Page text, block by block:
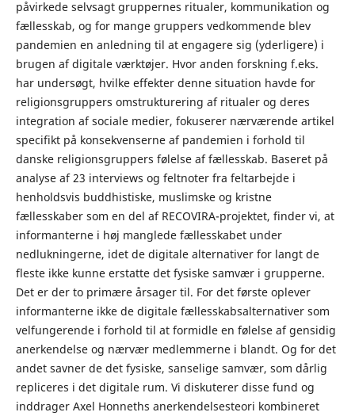
påvirkede selvsagt gruppernes ritualer, kommunikation og
fællesskab, og for mange gruppers vedkommende blev
pandemien en anledning til at engagere sig (yderligere) i
brugen af digitale værktøjer. Hvor anden forskning f.eks.
har undersøgt, hvilke effekter denne situation havde for
religionsgruppers omstrukturering af ritualer og deres
integration af sociale medier, fokuserer nærværende artikel
specifikt på konsekvenserne af pandemien i forhold til
danske religionsgruppers følelse af fællesskab. Baseret på
analyse af 23 interviews og feltnoter fra feltarbejde i
henholdsvis buddhistiske, muslimske og kristne
fællesskaber som en del af RECOVIRA-projektet, finder vi, at
informanterne i høj manglede fællesskabet under
nedlukningerne, idet de digitale alternativer for langt de
fleste ikke kunne erstatte det fysiske samvær i grupperne.
Det er der to primære årsager til. For det første oplever
informanterne ikke de digitale fællesskabsalternativer som
velfungerende i forhold til at formidle en følelse af gensidig
anerkendelse og nærvær medlemmerne i blandt. Og for det
andet savner de det fysiske, sanselige samvær, som dårlig
repliceres i det digitale rum. Vi diskuterer disse fund og
inddrager Axel Honneths anerkendelsesteori kombineret